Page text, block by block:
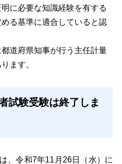
に必要な知識経験を有する
る基準に適合していると認
道府県知事が行う主任計量
ます。
試験受験は終了しま
、令和7年11月26日（水）に